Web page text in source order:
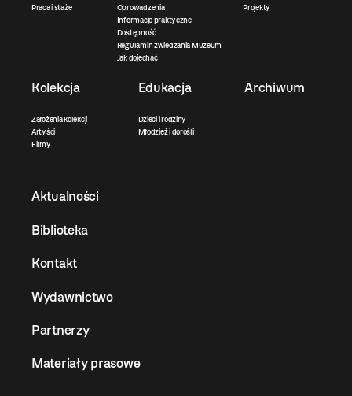
Praca i staże
Oprowadzenia
Informacje praktyczne
Dostępność
Regulamin zwiedzania Muzeum
Jak dojechać
Projekty
Kolekcja
Założenia kolekcji
Artyści
Filmy
Edukacja
Dzieci i rodziny
Młodzież i dorośli
Archiwum
Aktualności
Biblioteka
Kontakt
Wydawnictwo
Partnerzy
Materiały prasowe